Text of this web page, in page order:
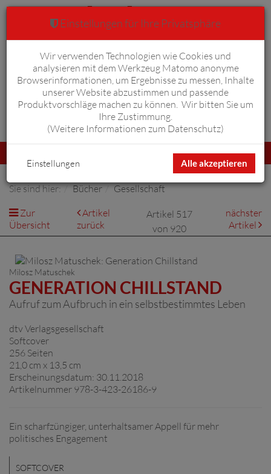
Anmelden Warenkorb 0
umschalten
Sie sind hier: Bücher
Gesellschaft
Zur
Übersicht
Artikel
zurück
Artikel 517
von 920
nächster
Artikel
Milosz Matuschek
GENERATION CHILLSTAND
Aufruf zum Aufbruch in ein selbstbestimmtes Leben
dtv Verlagsgesellschaft
Softcover
256 Seiten
21,0 cm x 13,5 cm
Erscheinungsdatum: 30.11.2018
Artikelnummer 978-3-423-26186-9
Ein scharfzüngiger, unterhaltsamer Appell für mehr
politisches Engagement
SOFTCOVER
Einstellungen für Ihre Privatsphäre
Wir verwenden Technologien wie Cookies und
analysieren mit dem Werkzeug Matomo anonyme
Browserinformationen, um Ergebnisse zu messen, Inhalte
unserer Website abzustimmen und passende
Produktvorschläge machen zu können. Wir bitten Sie um
Ihre Zustimmung.
(Weitere Informationen zum Datenschutz)
Alle akzeptieren
Einstellungen